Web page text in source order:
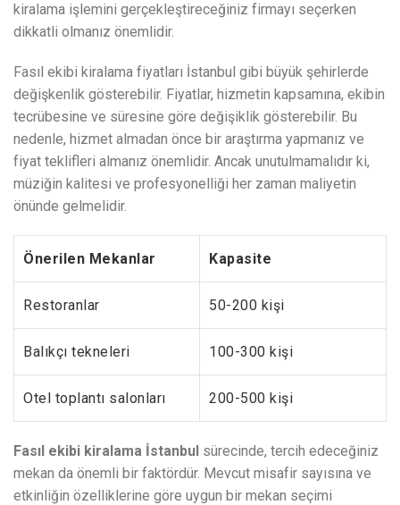
kiralama işlemini gerçekleştireceğiniz firmayı seçerken
dikkatli olmanız önemlidir.
Fasıl ekibi kiralama fiyatları İstanbul gibi büyük şehirlerde
değişkenlik gösterebilir. Fiyatlar, hizmetin kapsamına, ekibin
tecrübesine ve süresine göre değişiklik gösterebilir. Bu
nedenle, hizmet almadan önce bir araştırma yapmanız ve
fiyat teklifleri almanız önemlidir. Ancak unutulmamalıdır ki,
müziğin kalitesi ve profesyonelliği her zaman maliyetin
önünde gelmelidir.
Önerilen Mekanlar Kapasite
Restoranlar 50-200 kişi
Balıkçı tekneleri 100-300 kişi
Otel toplantı salonları 200-500 kişi
Fasıl ekibi kiralama İstanbul sürecinde, tercih edeceğiniz
mekan da önemli bir faktördür. Mevcut misafir sayısına ve
etkinliğin özelliklerine göre uygun bir mekan seçimi